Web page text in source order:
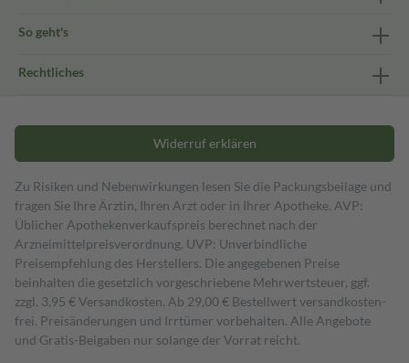
So geht's
Rechtliches
Widerruf erklären
Zu Risiken und Nebenwirkungen lesen Sie die Packungsbeilage und
fragen Sie Ihre Ärztin, Ihren Arzt oder in Ihrer Apotheke. AVP:
Üblicher Apothekenverkaufspreis berechnet nach der
Arzneimittelpreisverordnung. UVP: Unverbindliche
Preisempfehlung des Herstellers. Die angegebenen Preise
beinhalten die gesetzlich vorgeschriebene Mehrwertsteuer, ggf.
zzgl. 3,95 € Versandkosten. Ab 29,00 € Bestell­wert versand­kosten­
frei. Preisänderungen und Irrtümer vorbehalten. Alle Angebote
und Gratis-Beigaben nur solange der Vorrat reicht.